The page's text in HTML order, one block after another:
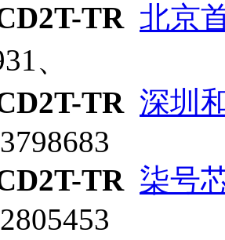
TR 北京
、
TR 深圳
TR 柒号